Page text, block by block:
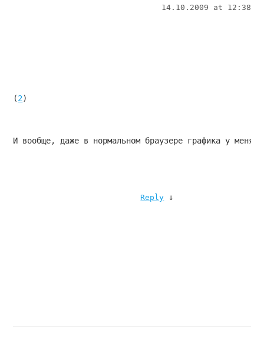
14.10.2009 at 12:38
(2)
И вообще, даже в нормальном браузере графика у меня
Reply ↓